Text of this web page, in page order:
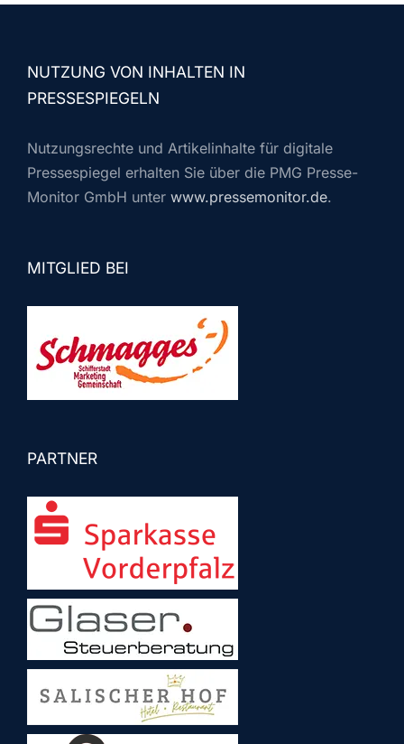
NUTZUNG VON INHALTEN IN
PRESSESPIEGELN
Nutzungsrechte und Artikelinhalte für digitale
Pressespiegel erhalten Sie über die PMG Presse-
Monitor GmbH unter www.pressemonitor.de.
MITGLIED BEI
PARTNER